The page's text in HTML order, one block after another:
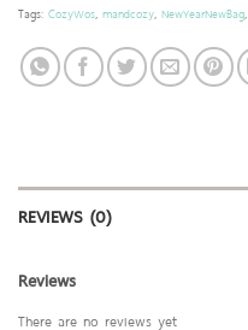
Tags: CozyWos, mandcozy, NewYearNewBag,
REVIEWS (0)
Reviews
There are no reviews yet